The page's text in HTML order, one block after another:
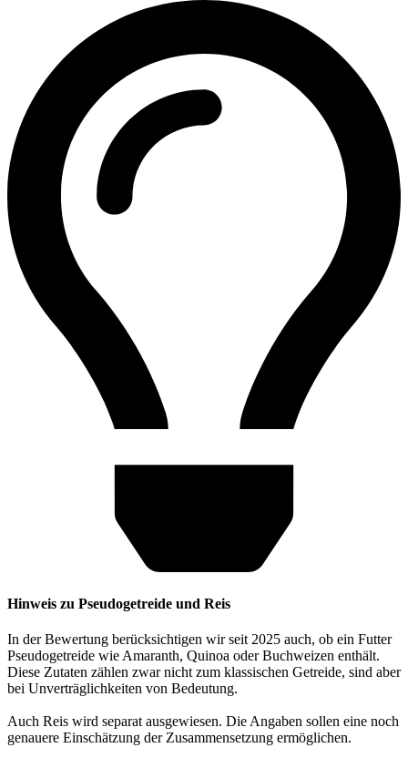
Hinweis zu Pseudogetreide und Reis
In der Bewertung berücksichtigen wir seit 2025 auch, ob ein Futter
Pseudogetreide wie Amaranth, Quinoa oder Buchweizen enthält.
Diese Zutaten zählen zwar nicht zum klassischen Getreide, sind aber
bei Unverträglichkeiten von Bedeutung.
Auch Reis wird separat ausgewiesen. Die Angaben sollen eine noch
genauere Einschätzung der Zusammensetzung ermöglichen.